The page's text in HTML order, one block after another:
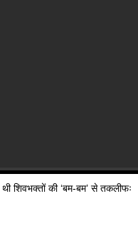
शिवभक्तों की ‘बम-बम’ से तकलीफः